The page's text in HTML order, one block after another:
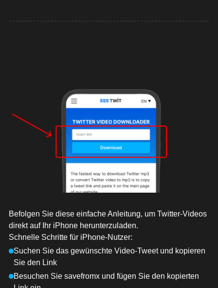
Befolgen Sie diese einfache Anleitung, um Twitter-Videos
direkt auf Ihr iPhone herunterzuladen.
Schnelle Schritte für iPhone-Nutzer:
Suchen Sie das gewünschte Video-Tweet und kopieren
Sie den Link
Besuchen Sie savefromx und fügen Sie den kopierten